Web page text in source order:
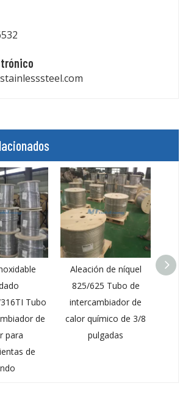
de níquel
625 Tubo de
de
químico de 3/8
pulgadas
Tubo de bobina de
calor ASTM A269 304
304L para
instrumentación y
tuberías de fluidos